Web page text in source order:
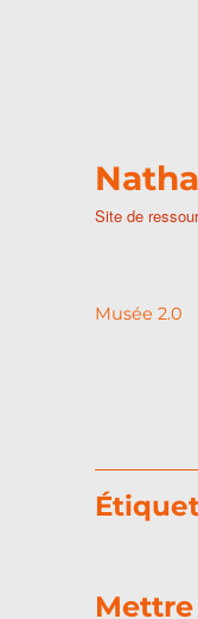
Site de
Musée 2.0